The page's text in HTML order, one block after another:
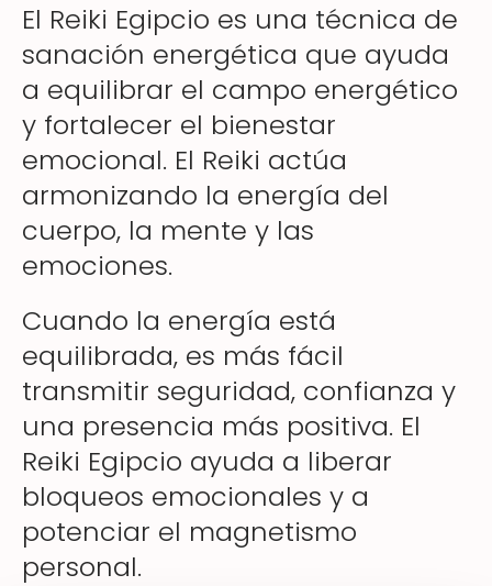
El Reiki Egipcio es una técnica de
sanación energética que ayuda
a equilibrar el campo energético
y fortalecer el bienestar
emocional. El Reiki actúa
armonizando la energía del
cuerpo, la mente y las
emociones.
Cuando la energía está
equilibrada, es más fácil
transmitir seguridad, confianza y
una presencia más positiva. El
Reiki Egipcio ayuda a liberar
bloqueos emocionales y a
potenciar el magnetismo
personal.